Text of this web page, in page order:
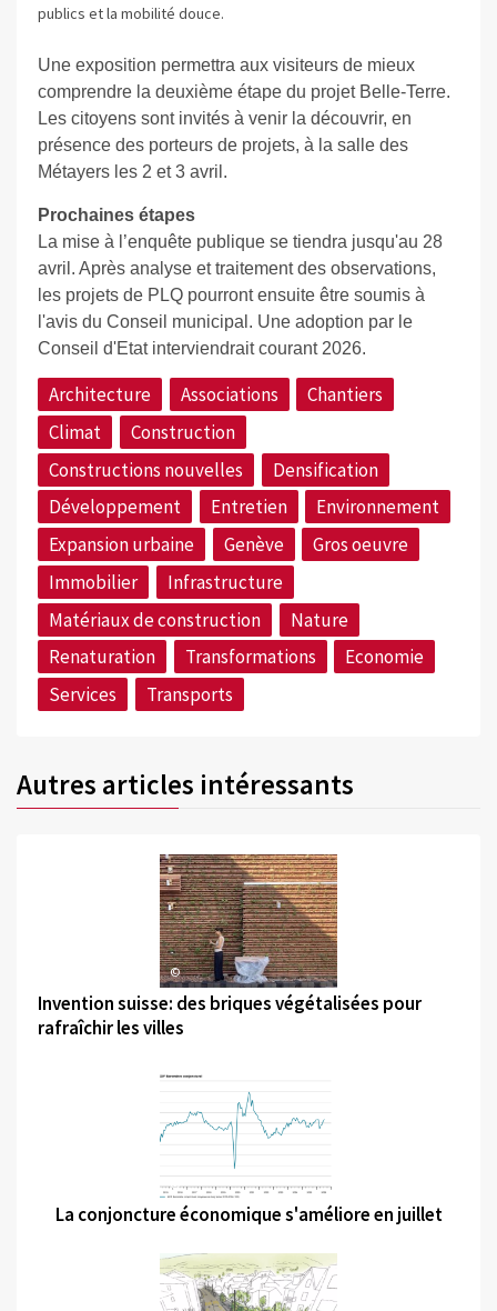
publics et la mobilité douce.
Une exposition permettra aux visiteurs de mieux
comprendre la deuxième étape du projet Belle-Terre.
Les citoyens sont invités à venir la découvrir, en
présence des porteurs de projets, à la salle des
Métayers les 2 et 3 avril.
Prochaines étapes
La mise à l’enquête publique se tiendra jusqu'au 28
avril. Après analyse et traitement des observations,
les projets de PLQ pourront ensuite être soumis à
l'avis du Conseil municipal. Une adoption par le
Conseil d'Etat interviendrait courant 2026.
Architecture Associations
Chantiers
Climat
Construction
Constructions nouvelles
Densification
Développement
Entretien
Environnement
Expansion urbaine
Genève
Gros oeuvre
Immobilier
Infrastructure
Matériaux de construction
Nature
Renaturation
Transformations
Economie
Services
Transports
Autres articles intéressants
©
Invention suisse: des briques végétalisées pour
rafraîchir les villes
©
La conjoncture économique s'améliore en juillet